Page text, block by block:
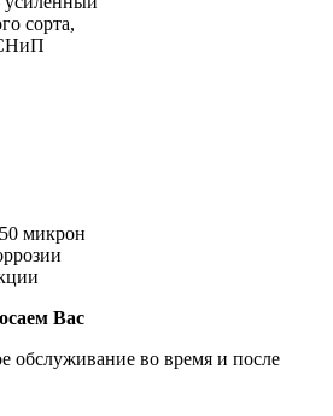
сорта,
микрон
Вас
обслуживание во время и после